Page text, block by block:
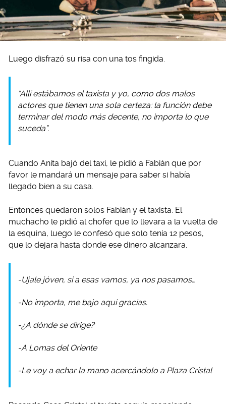
Luego disfrazó su risa con una tos fingida.
“Allí estábamos el taxista y yo, como dos malos
actores que tienen una sola certeza: la función debe
terminar del modo más decente, no importa lo que
suceda”.
Cuando Anita bajó del taxi, le pidió a Fabián que por
favor le mandará un mensaje para saber si había
llegado bien a su casa.
Entonces quedaron solos Fabián y el taxista. El
muchacho le pidió al chofer que lo llevara a la vuelta de
la esquina, luego le confesó que solo tenía 12 pesos,
que lo dejara hasta donde ese dinero alcanzara.
-Ujale jóven, si a esas vamos, ya nos pasamos…
-No importa, me bajo aqui gracias.
-¿A dónde se dirige?
-A Lomas del Oriente
-Le voy a echar la mano acercándolo a Plaza Cristal